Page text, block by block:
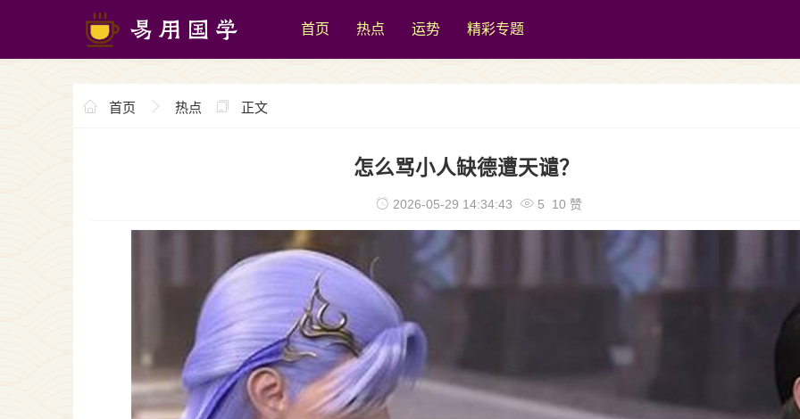
首页 热点 运势 精彩专题
首页 热点 正文
怎么骂小人缺德遭天谴？
2026-05-29 14:34:43 5 10 赞